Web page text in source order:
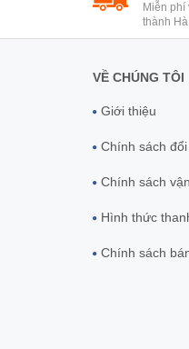
Miễn phí
thành Hà
VỀ CHÚNG TÔI
Giới thiệu
Chính sách
Chính sách
Hình thức
Chính sách